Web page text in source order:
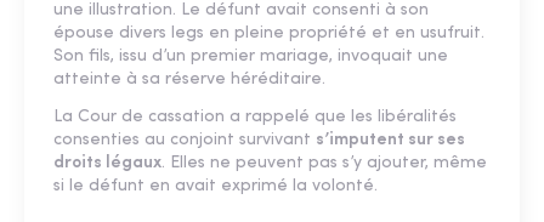
une illustration. Le défunt avait consenti à son
épouse divers legs en pleine propriété et en usufruit.
Son fils, issu d’un premier mariage, invoquait une
atteinte à sa réserve héréditaire.
La Cour de cassation a rappelé que les libéralités
consenties au conjoint survivant s’imputent sur ses
droits légaux. Elles ne peuvent pas s’y ajouter, même
si le défunt en avait exprimé la volonté.